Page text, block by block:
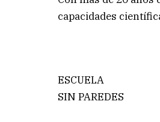
capacidades
ESCUELA
SIN PAREDES